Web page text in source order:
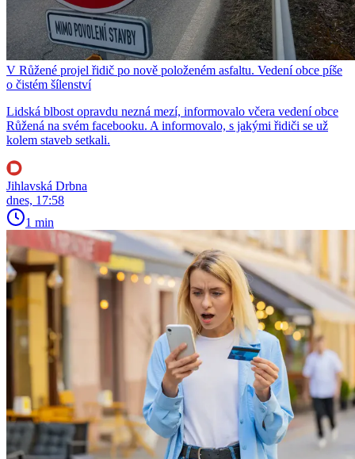
V Růžené projel řidič po nově položeném asfaltu. Vedení obce píše
o čistém šílenství
Lidská blbost opravdu nezná mezí, informovalo včera vedení obce
Růžená na svém facebooku. A informovalo, s jakými řidiči se už
kolem staveb setkali.
Jihlavská Drbna
dnes, 17:58
1 min